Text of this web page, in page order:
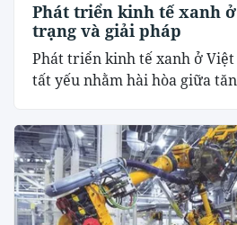
Phát triển kinh tế xanh
trạng và giải pháp
Phát triển kinh tế xanh ở
tất yếu nhằm hài hòa giữa